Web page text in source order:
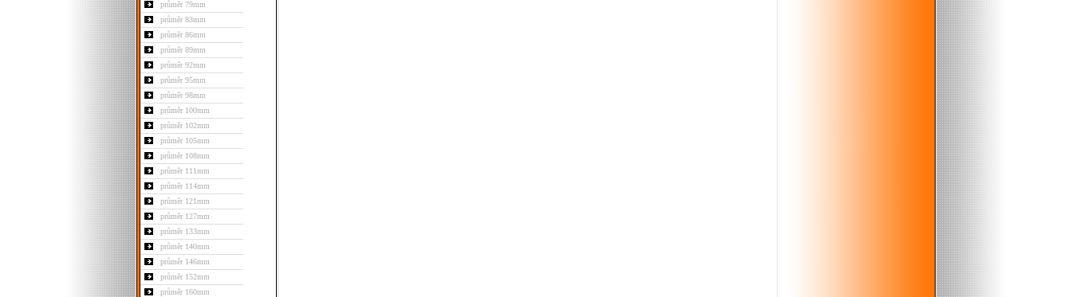
průměr 79mm
průměr 83mm
průměr 86mm
průměr 89mm
průměr 92mm
průměr 95mm
průměr 98mm
průměr 100mm
průměr 102mm
průměr 105mm
průměr 108mm
průměr 111mm
průměr 114mm
průměr 121mm
průměr 127mm
průměr 133mm
průměr 140mm
průměr 146mm
průměr 152mm
průměr 160mm